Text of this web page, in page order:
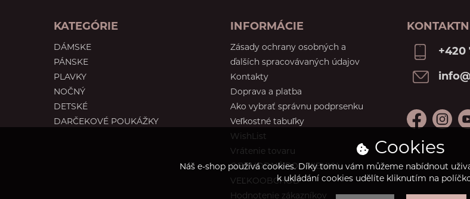
KATEGÓRIE
DÁMSKE
PÁNSKE
PLAVKY
NOČNÝ
DETSKÉ
DARČEKOVÉ POUKÁŽKY
INFORMÁCIE
Zásady ochrany osobných a
ďalších spracovávaných údajov
Kontakty
Doprava a platba
Ako vybrať správnu podprsenku
Veľkostné tabuľky
WishList
Vrátenie tovaru
OBCHODNÉ PODMIENKY
VEĽKOOBCHOD
Hodnotenie zákazníkov
+420
Cookies
Náš e-shop používá cookies. Díky tomu vám můžeme nabídnout
k ukládání cookies udělíte kliknutím na